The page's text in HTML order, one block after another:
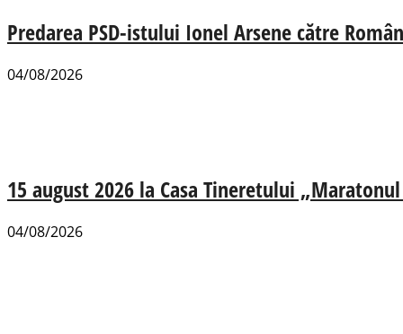
Predarea PSD-istului Ionel Arsene către
04/08/2026
15 august 2026 la Casa Tineretului
04/08/2026